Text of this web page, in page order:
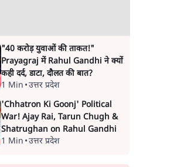
"40 करोड़ युवाओं की ताकत!"
Prayagraj में Rahul Gandhi ने क्यों
कही दर्द, डाटा, दौलत की बात?
1 Min •उत्तर प्रदेश
'Chhatron Ki Goonj' Political
War! Ajay Rai, Tarun Chugh &
Shatrughan on Rahul Gandhi
1 Min •उत्तर प्रदेश